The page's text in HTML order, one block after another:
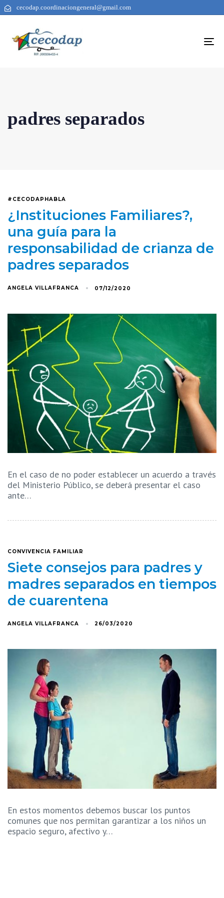
cecodap.coordinaciongeneral@gmail.com
padres separados
#CECODAPHABLA
¿Instituciones Familiares?,
una guía para la
responsabilidad de crianza de
padres separados
ANGELA VILLAFRANCA 07/12/2020
En el caso de no poder establecer un acuerdo a través
del Ministerio Público, se deberá presentar el caso
ante…
CONVIVENCIA FAMILIAR
Siete consejos para padres y
madres separados en tiempos
de cuarentena
ANGELA VILLAFRANCA 26/03/2020
En estos momentos debemos buscar los puntos
comunes que nos permitan garantizar a los niños un
espacio seguro, afectivo y…